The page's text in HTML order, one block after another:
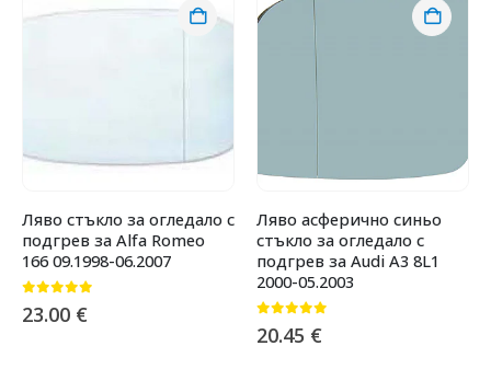
Ляво стъкло за огледало с
подгрев за Alfa Romeo
166 09.1998-06.2007
23.00 €
Ляво асферично синьо
стъкло за огледало с
подгрев за Audi A3 8L1
2000-05.2003
20.45 €